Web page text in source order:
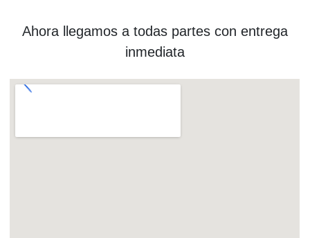
Ahora llegamos a todas partes con entrega
inmediata